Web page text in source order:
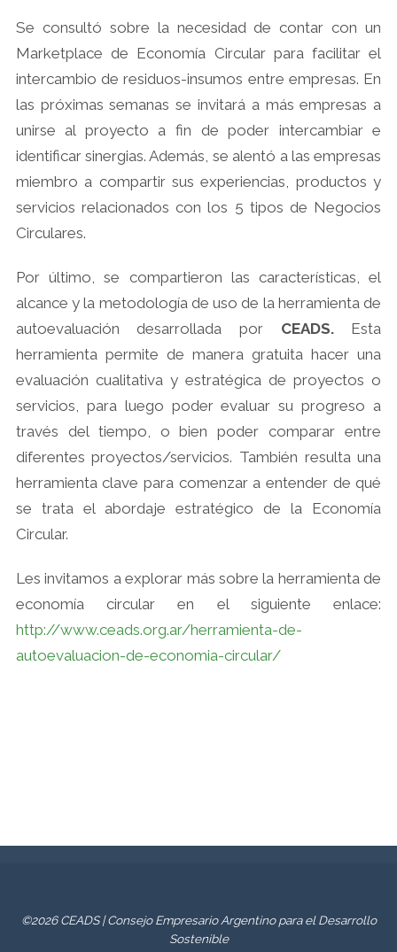
Se consultó sobre la necesidad de contar con un
Marketplace de Economía Circular para facilitar el
intercambio de residuos-insumos entre empresas. En
las próximas semanas se invitará a más empresas a
unirse al proyecto a fin de poder intercambiar e
identificar sinergias. Además, se alentó a las empresas
miembro a compartir sus experiencias, productos y
servicios relacionados con los 5 tipos de Negocios
Circulares.
Por último, se compartieron las características, el
alcance y la metodología de uso de la herramienta de
autoevaluación desarrollada por CEADS.Esta
herramienta permite de manera gratuita hacer una
evaluación cualitativa y estratégica de proyectos o
servicios, para luego poder evaluar su progreso a
través del tiempo, o bien poder comparar entre
diferentes proyectos/servicios. También resulta una
herramienta clave para comenzar a entender de qué
se trata el abordaje estratégico de la Economía
Circular.
Les invitamos a explorar más sobre la herramienta de
economía circular en el siguiente enlace:
http://www.ceads.org.ar/herramienta-de-
autoevaluacion-de-economia-circular/
©2026 CEADS | Consejo Empresario Argentino para el Desarrollo
Sostenible